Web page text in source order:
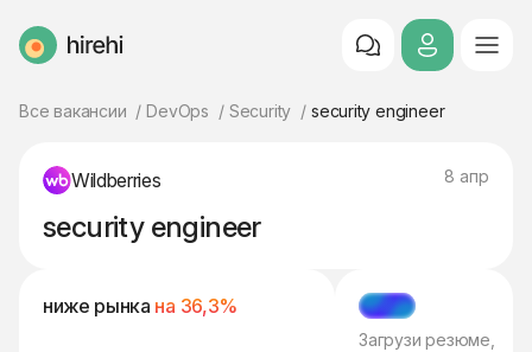
HireHi
Все вакансии DevOps Security security engineer
Wildberries 8 апр
security engineer
ниже рынка на 36,3%
МЭТЧ
Загрузи резюме,